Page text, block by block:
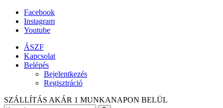
Facebook
Instagram
Youtube
ÁSZF
Kapcsolat
Belépés
Bejelentkezés
Regisztráció
SZÁLLÍTÁS AKÁR 1 MUNKANAPON BELÜL